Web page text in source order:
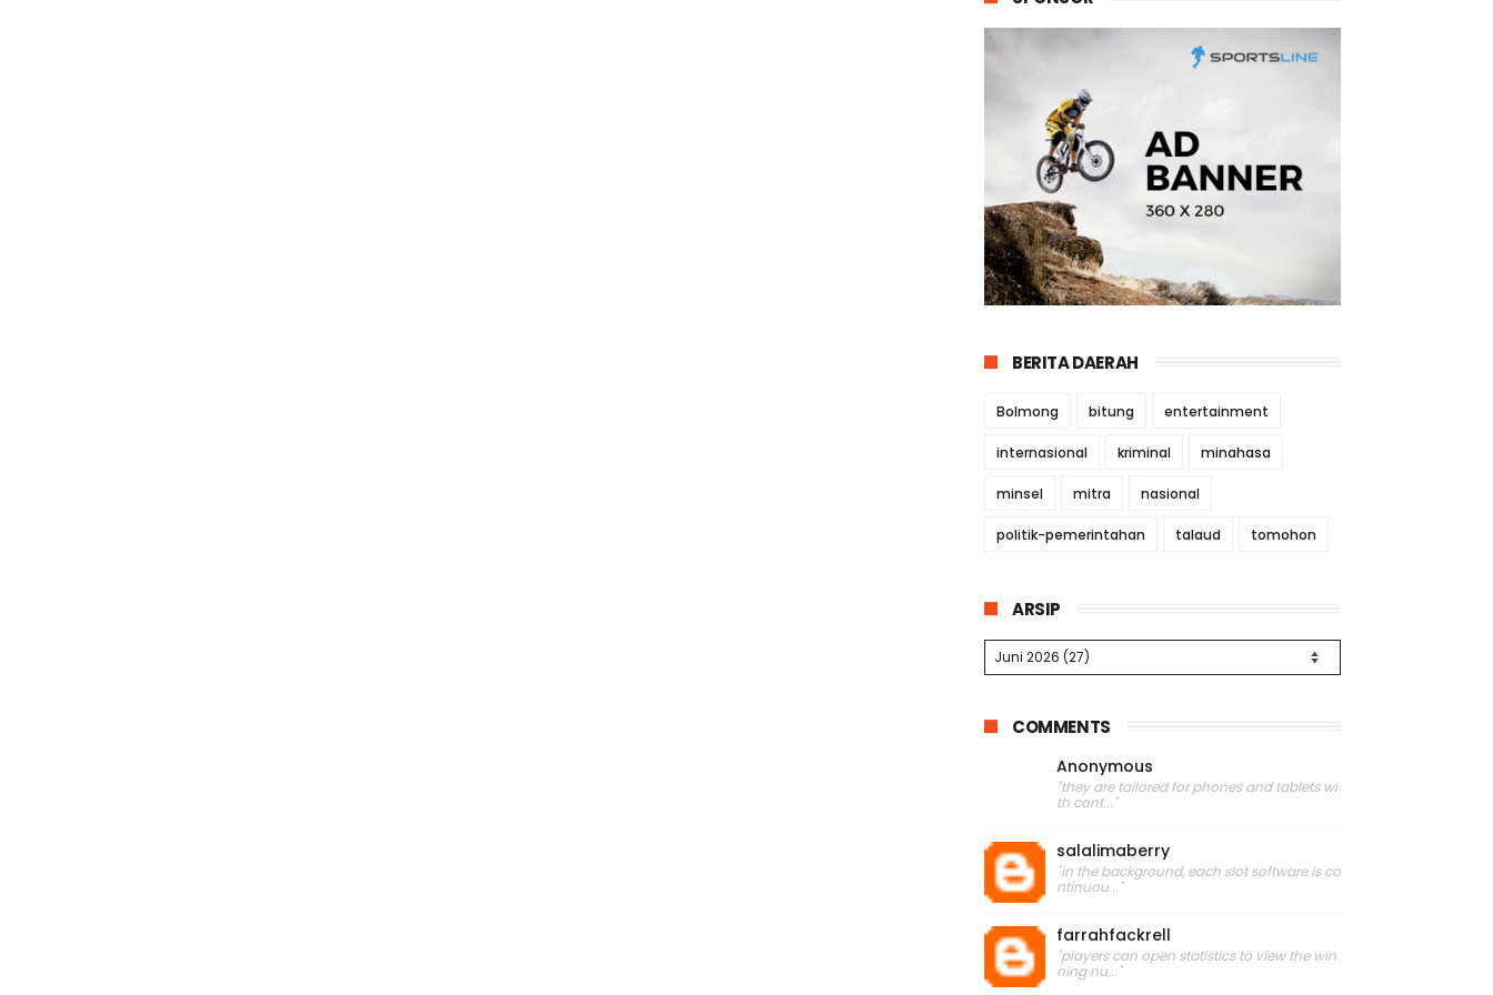
BERITA DAERAH
Bolmong bitung entertainment
internasional kriminal minahasa
minsel mitra nasional
politik-pemerintahan talaud tomohon
ARSIP
COMMENTS
Anonymous
"they are tailored for phones and tablets wi
th cont..."
salalimaberry
"in the background, each slot software is co
ntinuou..."
farrahfackrell
"players can open statistics to view the win
ning nu..."